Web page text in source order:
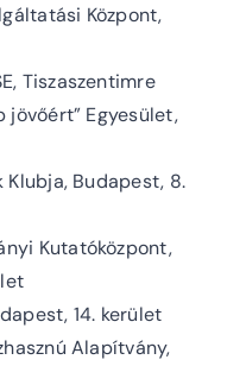
Központ,
Tiszaszentimre
jövőért” Egyesület,
Klubja, Budapest, 8.
Kutatóközpont,
14. kerület
Alapítvány,